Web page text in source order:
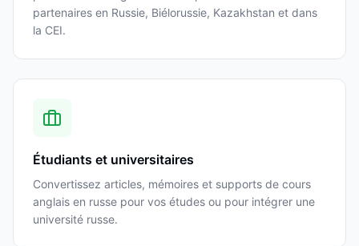
partenaires en Russie, Biélorussie, Kazakhstan et dans
la CEI.
Étudiants et universitaires
Convertissez articles, mémoires et supports de cours
anglais en russe pour vos études ou pour intégrer une
université russe.